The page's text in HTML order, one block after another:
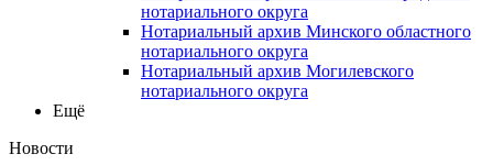
нотариального округа
Нотариальный архив Минского областного
нотариального округа
Нотариальный архив Могилевского
нотариального округа
Ещё
Новости